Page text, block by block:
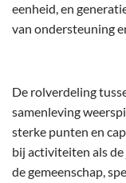
eenheid, en
van ondersteuning
De rolverdeling
samenleving
sterke punten en
bij activiteiten als de
de gemeenschap,